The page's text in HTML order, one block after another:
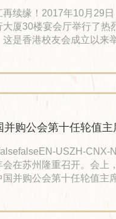
缘！2017年10月29日
厦30楼宴会厅举行了热
是香港校友会成立以来
交流平台，校友也是最
购公会第十任轮值主
USZH-CNX-NONE 2017年11
在苏州隆重召开。会上
并购公会第十任轮值主